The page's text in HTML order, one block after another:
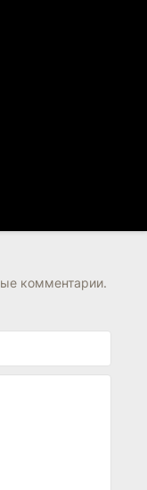
комментарии.